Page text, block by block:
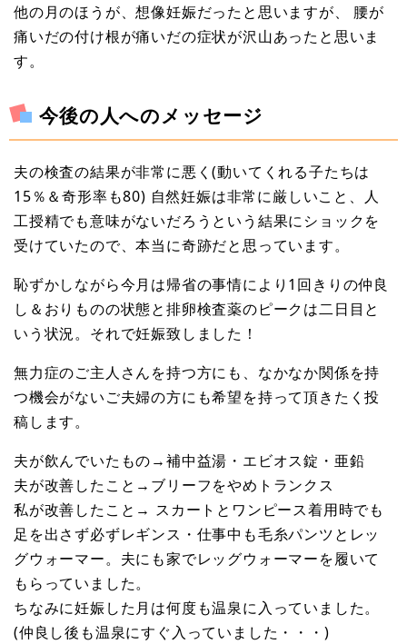
他の月のほうが、想像妊娠だったと思いますが、 腰が
痛いだの付け根が痛いだの症状が沢山あったと思いま
す。
今後の人へのメッセージ
夫の検査の結果が非常に悪く(動いてくれる子たちは
15％＆奇形率も80) 自然妊娠は非常に厳しいこと、人
工授精でも意味がないだろうという結果にショックを
受けていたので、本当に奇跡だと思っています。
恥ずかしながら今月は帰省の事情により1回きりの仲良
し＆おりものの状態と排卵検査薬のピークは二日目と
いう状況。それで妊娠致しました！
無力症のご主人さんを持つ方にも、なかなか関係を持
つ機会がないご夫婦の方にも希望を持って頂きたく投
稿します。
夫が飲んでいたもの→補中益湯・エビオス錠・亜鉛
夫が改善したこと→ブリーフをやめトランクス
私が改善したこと→ スカートとワンピース着用時でも
足を出さず必ずレギンス・仕事中も毛糸パンツとレッ
グウォーマー。夫にも家でレッグウォーマーを履いて
もらっていました。
ちなみに妊娠した月は何度も温泉に入っていました。
(仲良し後も温泉にすぐ入っていました・・・)